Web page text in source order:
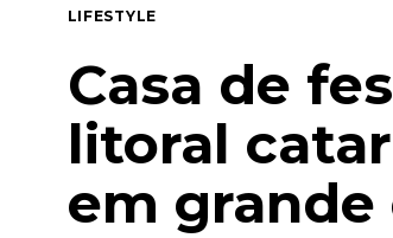
LIFESTYLE
Casa de
litoral
em